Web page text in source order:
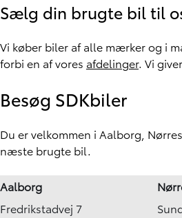
Sælg din brugte bil til
Vi køber biler af alle mærker og i
forbi en af vores afdelinger. Vi
Besøg SDKbiler
Du er velkommen i Aalborg,
næste brugte bil.
Aalborg
Fredrikstadvej 7